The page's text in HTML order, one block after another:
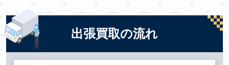
出張買取の流れ